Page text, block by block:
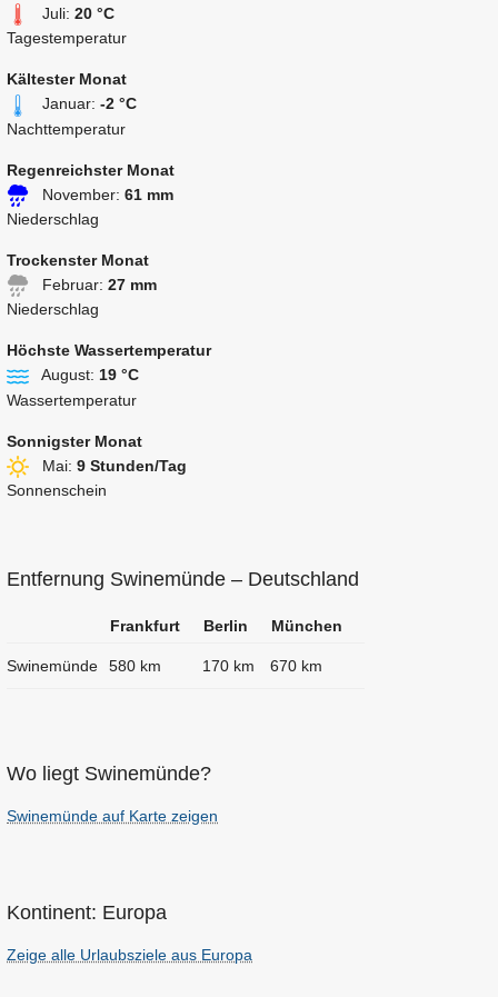
Juli: 20 °C
Tagestemperatur
Kältester Monat
Januar: -2 °C
Nachttemperatur
Regenreichster Monat
November: 61 mm
Niederschlag
Trockenster Monat
Februar: 27 mm
Niederschlag
Höchste Wassertemperatur
August: 19 °C
Wassertemperatur
Sonnigster Monat
Mai: 9 Stunden/Tag
Sonnenschein
Entfernung Swinemünde – Deutschland
Frankfurt Berlin München
Swinemünde 580 km 170 km 670 km
Wo liegt Swinemünde?
Swinemünde auf Karte zeigen
Kontinent: Europa
Zeige alle Urlaubsziele aus Europa